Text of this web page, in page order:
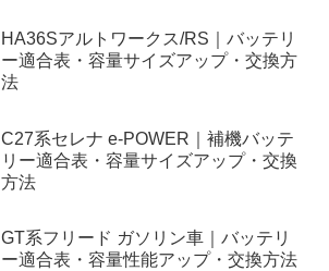
HA36Sアルトワークス/RS｜バッテリ
ー適合表・容量サイズアップ・交換方
法
C27系セレナ e-POWER｜補機バッテ
リー適合表・容量サイズアップ・交換
方法
GT系フリード ガソリン車｜バッテリ
ー適合表・容量性能アップ・交換方法